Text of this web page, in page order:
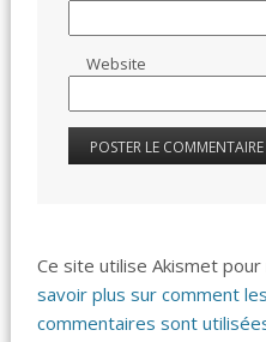
Website
Ce site utilise Akismet
savoir plus sur comment
commentaires sont